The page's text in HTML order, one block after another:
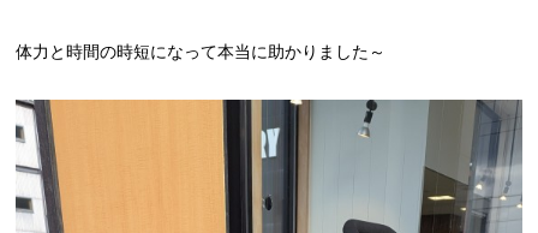
体力と時間の時短になって本当に助かりました～